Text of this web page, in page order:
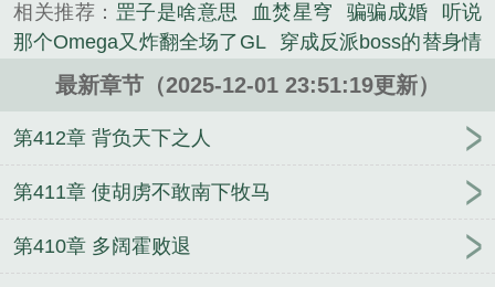
前，他脑子里闪过一个念头，冒充不良人！精彩版：
七杀临天，血光蔽日，紫薇借力，在袁天罡强压...
《罡子，你死了，我可就要称帝了！》...
创作的其他小说类小说。
相关推荐： 罡子是啥意思 血焚星穹 骗骗成婚
听说
那个Omega又炸翻全场了GL
穿成反派boss的替身情
人[穿书]GL 你们练武我修仙，从小太监到九千岁
床弄青梅GL
追妻火葬场被小叔叔截胡了穿越
柯：开局改造帝丹三傻
混沌证道：我助洪
我入天牢 七零退婚后，大小姐为国效力贏麻了
家父
人飞升：从杂役开始
流落异世险成软饭
最新章节（2025-12-01 23:51:19更新）
第412章 背负天下之人
第411章 使胡虏不敢南下牧马
第410章 多阔霍败退